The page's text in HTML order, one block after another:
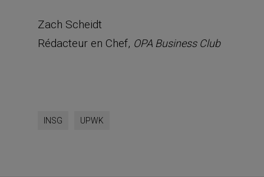
Zach Scheidt
Rédacteur en Chef, OPA Business Club
INSG UPWK